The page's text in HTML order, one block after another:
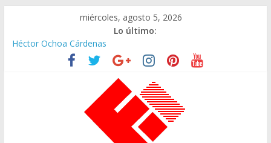
contenido
miércoles, agosto 5, 2026
Lo último:
Héctor Ochoa Cárdenas
Ministra de Cultura y Centro de Historia de Envigado
De Cara al Porvenir, Pedro Juan González
Juicios, Alfredo Vanegas Montoya
CENTRO DE HISTORIA, ENVIGADEÑO EJEMPLAR, CATEGORÍA